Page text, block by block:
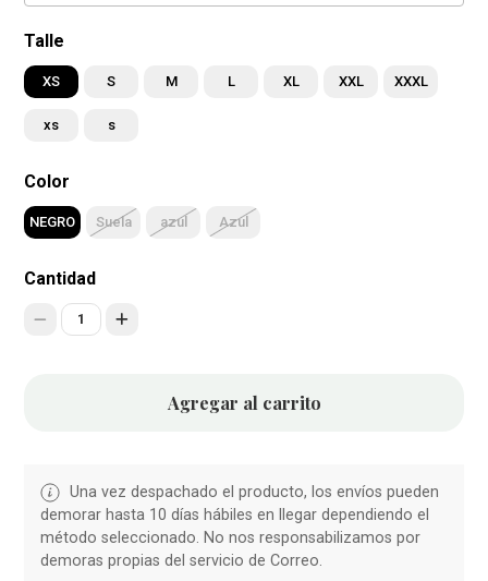
Talle
XS S M L XL XXL XXXL
xs s
Color
NEGRO Suela azul Azul
Cantidad
1
Agregar al carrito
Una vez despachado el producto, los envíos pueden
demorar hasta 10 días hábiles en llegar dependiendo el
método seleccionado. No nos responsabilizamos por
demoras propias del servicio de Correo.